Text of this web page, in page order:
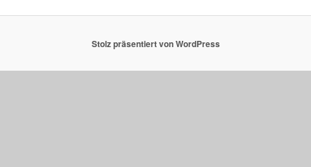
Stolz präsentiert von WordPress